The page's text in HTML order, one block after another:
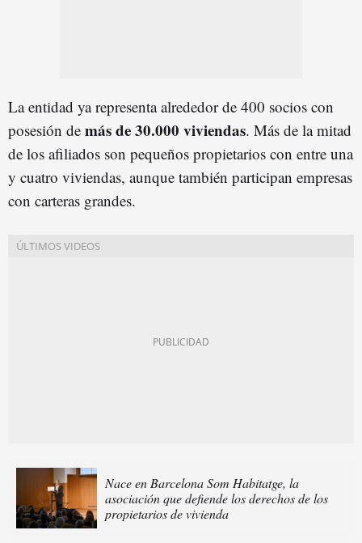
La entidad ya representa alrededor de 400 socios con
posesión de más de 30.000 viviendas. Más de la mitad
de los afiliados son pequeños propietarios con entre una
y cuatro viviendas, aunque también participan empresas
con carteras grandes.
Nace en Barcelona Som Habitatge, la
asociación que defiende los derechos de los
propietarios de vivienda